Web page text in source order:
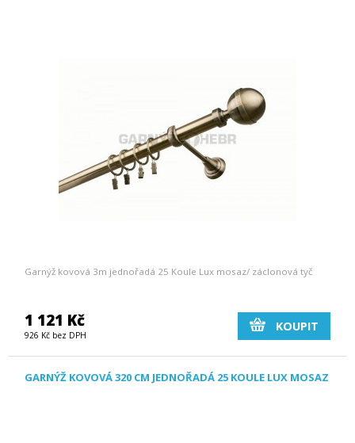
Garnýž kovová 3m jednořadá 25 Koule Lux mosaz/ záclonová tyč
1 121 Kč
926 Kč bez DPH
KOUPIT
GARNÝŽ KOVOVÁ 320 CM JEDNOŘADÁ 25 KOULE LUX MOSAZ